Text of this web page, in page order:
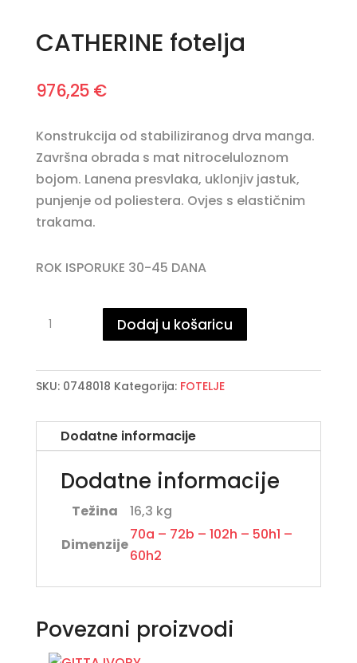
CATHERINE fotelja
976,25 €
Konstrukcija od stabiliziranog drva manga.
Završna obrada s mat nitroceluloznom
bojom. Lanena presvlaka, uklonjiv jastuk,
punjenje od poliestera. Ovjes s elastičnim
trakama.
ROK ISPORUKE 30-45 DANA
CATHERINE
fotelja
Dodaj u košaricu
SKU: 0748018 Kategorija: FOTELJE
Dodatne informacije
Dodatne informacije
Težina
16,3 kg
Dimenzije
70a – 72b – 102h – 50h1 –
60h2
Povezani proizvodi